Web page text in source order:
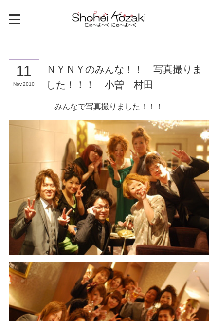
11
Nov 2010
ＮＹＮＹのみんな！！ 写真撮りま
した！！！ 小曽 村田
みんなで写真撮りました！！！